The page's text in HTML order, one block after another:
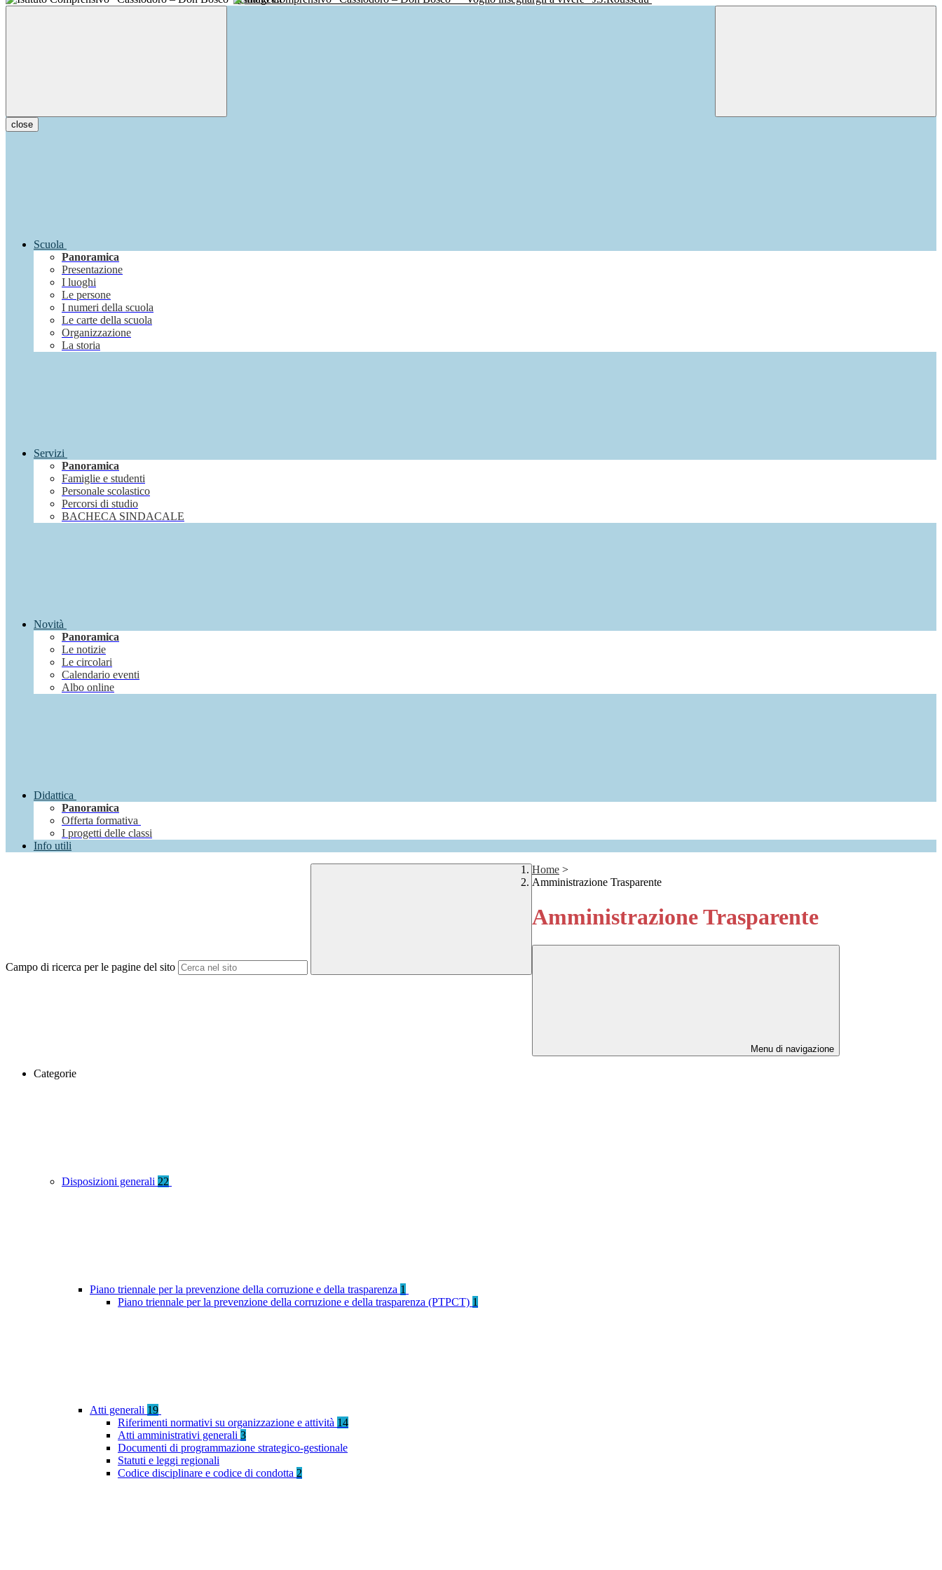
close
Scuola
Panoramica
Presentazione
I luoghi
Le persone
I numeri della scuola
Le carte della scuola
Organizzazione
La storia
Servizi
Panoramica
Famiglie e studenti
Personale scolastico
Percorsi di studio
BACHECA SINDACALE
Novità
Panoramica
Le notizie
Le circolari
Calendario eventi
Albo online
Didattica
Panoramica
Offerta formativa
I progetti delle classi
Info utili
Campo di ricerca per le pagine del sito
Home >
Amministrazione Trasparente
Amministrazione Trasparente
Menu di navigazione
Categorie
Disposizioni generali 22
Piano triennale per la prevenzione della corruzione e della trasparenza 1
Piano triennale per la prevenzione della corruzione e della trasparenza (PTPCT) 1
Atti generali 19
Riferimenti normativi su organizzazione e attività 14
Atti amministrativi generali 3
Documenti di programmazione strategico-gestionale
Statuti e leggi regionali
Codice disciplinare e codice di condotta 2